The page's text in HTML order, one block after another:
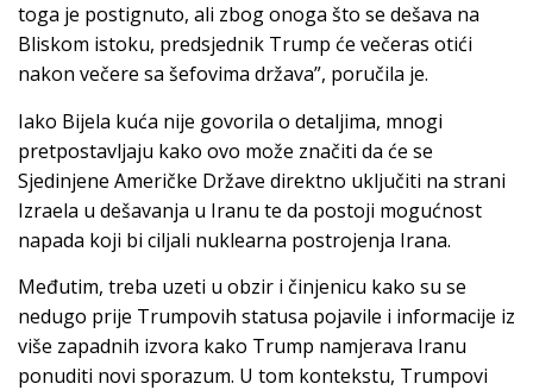
toga je postignuto, ali zbog onoga što se dešava na
Bliskom istoku, predsjednik Trump će večeras otići
nakon večere sa šefovima država”, poručila je.
Iako Bijela kuća nije govorila o detaljima, mnogi
pretpostavljaju kako ovo može značiti da će se
Sjedinjene Američke Države direktno uključiti na strani
Izraela u dešavanja u Iranu te da postoji mogućnost
napada koji bi ciljali nuklearna postrojenja Irana.
Međutim, treba uzeti u obzir i činjenicu kako su se
nedugo prije Trumpovih statusa pojavile i informacije iz
više zapadnih izvora kako Trump namjerava Iranu
ponuditi novi sporazum. U tom kontekstu, Trumpovi